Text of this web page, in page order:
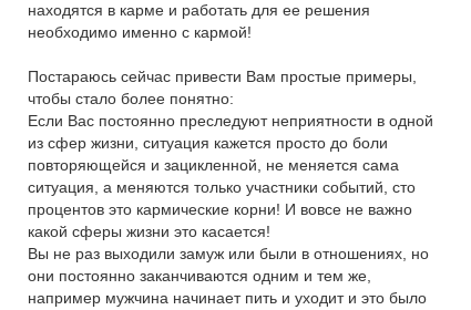
находятся в карме и работать для ее решения
необходимо именно с кармой!
Постараюсь сейчас привести Вам простые примеры,
чтобы стало более понятно:
Если Вас постоянно преследуют неприятности в одной
из сфер жизни, ситуация кажется просто до боли
повторяющейся и зацикленной, не меняется сама
ситуация, а меняются только участники событий, сто
процентов это кармические корни! И вовсе не важно
какой сферы жизни это касается!
Вы не раз выходили замуж или были в отношениях, но
они постоянно заканчиваются одним и тем же,
например мужчина начинает пить и уходит и это было